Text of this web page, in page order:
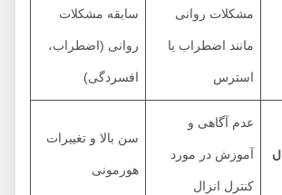
مشکلات روانی
مانند اضطراب یا
استرس
سابقه مشکلات
روانی (اضطراب،
افسردگی)
عدم آگاهی و
آموزش در مورد
کنترل انزال
سن بالا و تغییرات
هورمونی